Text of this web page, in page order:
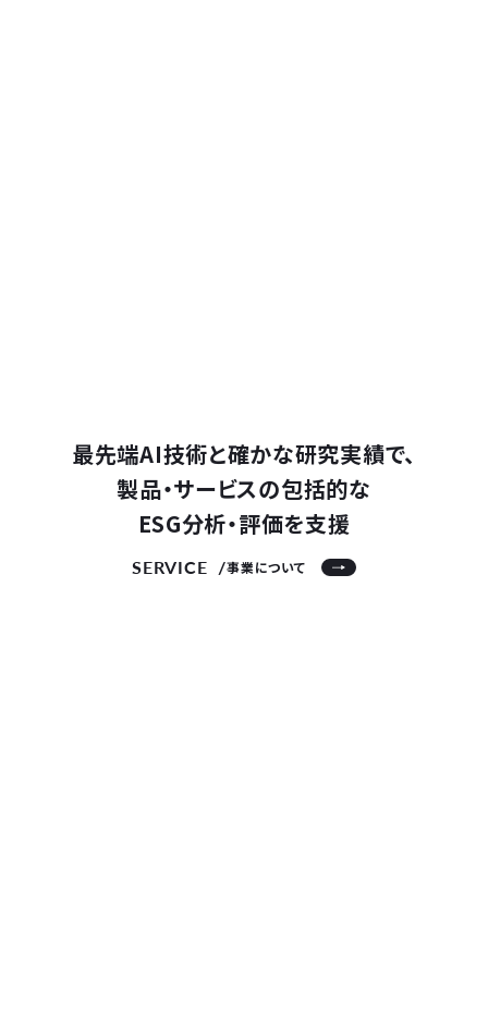
最先端AI技術と確かな研究実績で、
製品・サービスの包括的な
ESG分析・評価を支援
SERVICE 事業について